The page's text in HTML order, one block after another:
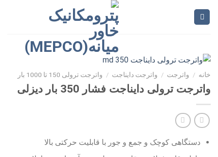
خانه / واترجت / واترجت دایناجت / واترجت ترولی 150 تا 1000 بار
واترجت ترولی دایناجت فشار 350 بار دیزلی
دستگاهی کوچک و جمع و جور با قابلیت حرکتی بالا